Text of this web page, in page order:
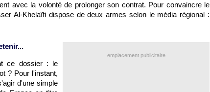
avec la volonté de prolonger son contrat. Pour convaincre le
Al-Khelaïfi dispose de deux armes selon le média régional :
emplacement publicitaire
ce dossier : le
? Pour l'instant,
d'une simple